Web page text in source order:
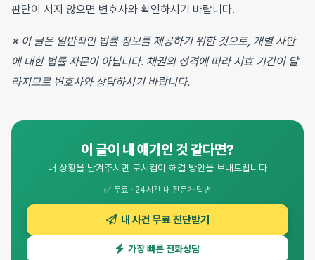
판단이 서지 않으면 변호사와 확인하시기 바랍니다.
※ 이 글은 일반적인 법률 정보를 제공하기 위한 것으로, 개별 사안
에 대한 법률 자문이 아닙니다. 채권의 성격에 따라 시효 기간이 달
라지므로 변호사와 상담하시기 바랍니다.
이 글이 내 얘기인 것 같다면?
내 상황을 남겨주시면 로시컴이 해결 방안을 보내드립니다
✅ 무료 · 24시간 내 전문가 답변
내 사건 무료 진단받기
가장 빠른 전화상담